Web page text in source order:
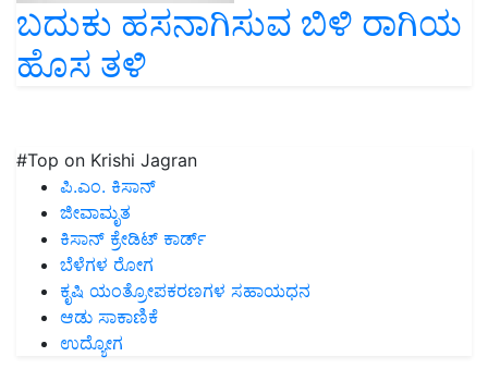
ಬದುಕು ಹಸನಾಗಿಸುವ ಬಿಳಿ ರಾಗಿಯ
ಹೊಸ ತಳಿ
#Top on Krishi Jagran
ಪಿ.ಎಂ. ಕಿಸಾನ್
ಜೀವಾಮೃತ
ಕಿಸಾನ್ ಕ್ರೇಡಿಟ್ ಕಾರ್ಡ್
ಬೆಳೆಗಳ ರೋಗ
ಕೃಷಿ ಯಂತ್ರೋಪಕರಣಗಳ ಸಹಾಯಧನ
ಆಡು ಸಾಕಾಣಿಕೆ
ಉದ್ಯೋಗ